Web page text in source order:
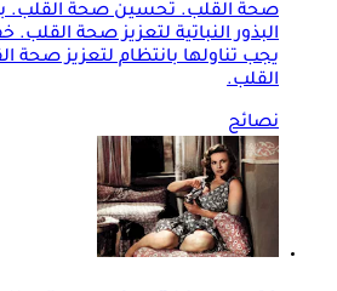
صحة القلب. تحسين صحة القلب.
البذور النباتية لتعزيز صحة
يجب تناولها بانتظام لتعزيز صحة
القلب.
نصائح